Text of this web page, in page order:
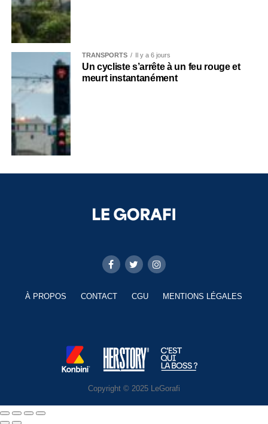
TRANSPORTS Il y a 6 jours
Un cycliste s’arrête à un feu rouge et
meurt instantanément
À PROPOS CONTACT CGU MENTIONS LÉGALES
Copyright © 2025 LeGorafi